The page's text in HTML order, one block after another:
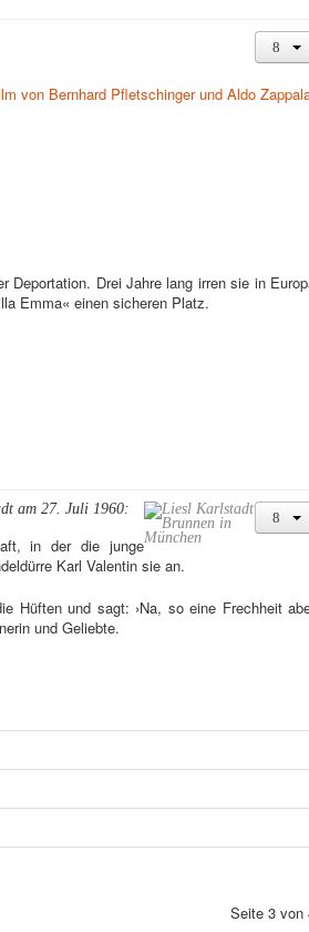
Deportation. Drei Jahre lang irren sie in
Emma« einen sicheren Platz.
am 27. Juli 1960:
in der die junge
Karl Valentin sie an.
Hüften und sagt: ›Na, so eine Frechheit
und Geliebte.
Seite 3 von